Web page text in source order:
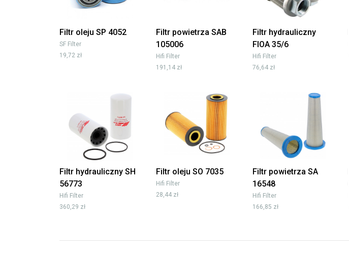
Filtr oleju SP 4052
SF Filter
19,72 zł
Filtr powietrza SAB
105006
Hifi Filter
191,14 zł
Filtr hydrauliczny
FIOA 35/6
Hifi Filter
76,64 zł
Filtr hydrauliczny SH
56773
Hifi Filter
360,29 zł
Filtr oleju SO 7035
Hifi Filter
28,44 zł
Filtr powietrza SA
16548
Hifi Filter
166,85 zł